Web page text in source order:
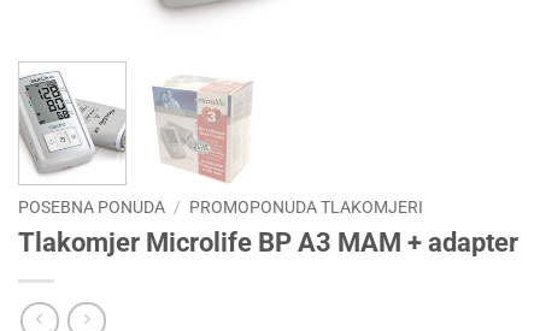
POSEBNA PONUDA / PROMOPONUDA TLAKOMJERI
Tlakomjer Microlife BP A3 MAM + adapter